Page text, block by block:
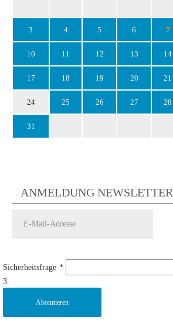
3 4 5 6 7
10 11 12 13 14
17 18 19 20 21
24 25 26 27 28
31
ANMELDUNG NEWSLETTER
Sicherheitsfrage *
3.
Abonnieren